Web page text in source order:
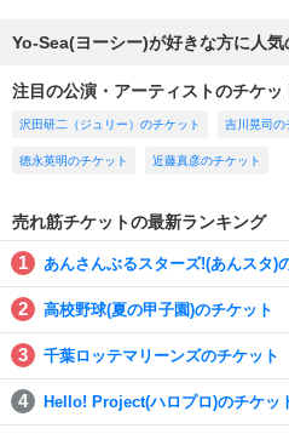
Yo-Sea(ヨーシー)が好きな方に人気
注目の公演・アーティストのチケッ
沢田研二（ジュリー）のチケット 吉川晃司の
徳永英明のチケット 近藤真彦のチケット
売れ筋チケットの最新ランキング
あんさんぶるスターズ!(あんスタ)
高校野球(夏の甲子園)のチケット
千葉ロッテマリーンズのチケット
Hello! Project(ハロプロ)のチケッ